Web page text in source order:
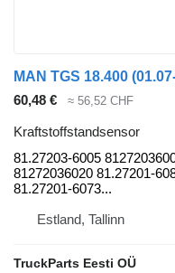
60,48 € ≈ 56,52 CHF
Kraftstoffstandsensor
81.27203-6005
81272036020 81.27201-
81.27201-6073...
Estland, Tallinn
TruckParts Eesti OÜ